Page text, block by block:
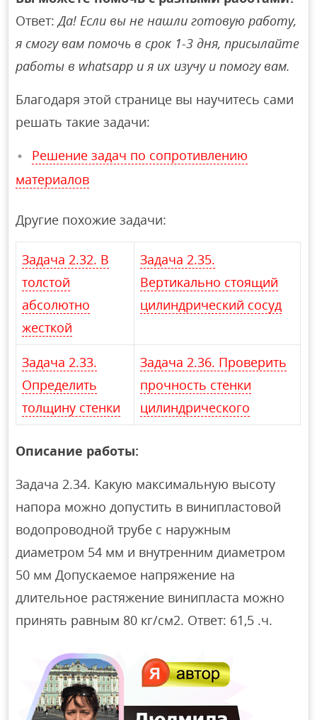
Ответ:Да! Если вы не нашли готовую работу,
я смогу вам помочь в срок 1-3 дня, присылайте
работы в whatsapp и я их изучу и помогу вам.
Благодаря этой странице вы научитесь сами
решать такие задачи:
Решение задач по сопротивлению
материалов
Другие похожие задачи:
Задача 2.32. В
толстой
абсолютно
жесткой
Задача 2.35.
Вертикально стоящий
цилиндрический сосуд
Задача 2.33.
Определить
толщину стенки
Задача 2.36. Проверить
прочность стенки
цилиндрического
Описание работы:
Задача 2.34. Какую максимальную высоту
напора можно допустить в винипластовой
водопроводной трубе с наружным
диаметром 54 мм и внутренним диаметром
50 мм Допускаемое напряжение на
длительное растяжение винипласта можно
принять равным 80 кг/см2. Ответ: 61,5 .ч.